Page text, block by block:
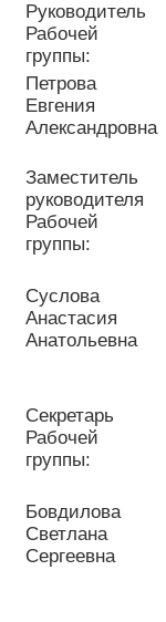
Руководитель
Рабочей
группы:
Петрова
Евгения
Александровна
Заместитель
руководителя
Рабочей
группы:
Суслова
Анастасия
Анатольевна
Секретарь
Рабочей
группы:
Бовдилова
Светлана
Сергеевна